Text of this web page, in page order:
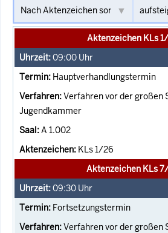
Aktenzeichen KLs
09:00 Uhr
Hauptverhandlungstermin
Verfahren vor der großen
Jugendkammer
A 1.002
KLs 1/26
Aktenzeichen KLs
09:30 Uhr
Fortsetzungstermin
Verfahren vor der großen